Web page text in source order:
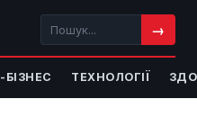
→
ТЕХНОЛОГІЇ